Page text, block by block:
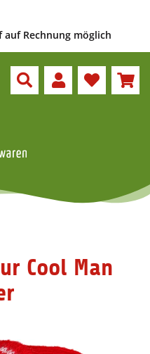
Rechnung möglich
Cool Man